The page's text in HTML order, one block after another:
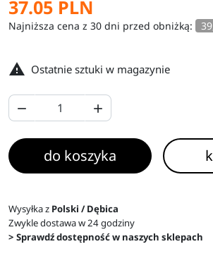
37.05 PLN
Najniższa cena z 30 dni przed obniżką:
 Ostatnie sztuki w magazynie
 
do koszyka
Wysyłka z Polski / Dębica
Zwykle dostawa w 24 godziny
> Sprawdź dostępność w naszych sklepach